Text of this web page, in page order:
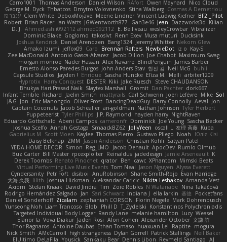
Carro1001
Thomas Anderson Daniel Wilson RAfort Owen Maynard
Nico Cloud
George M. Dyck Thbatcos Dmytro Volovnenko Stina Walberg Cosmas A Demetriou
ענבר פז Clem White DeboxMojave Meene Lindner Vincent Ludwig Kiefner BF2 _Pilot
Robert Brian Racer Ian Watts JGWentworth877 Gan3e46 Jean Dazzworks3d Kilian
D. J. Ahmed.ashii092112 ahmed092112 E. Belliveau wesleyCrowbar Vibralizer
Dominic Blake Goglomo takoslvt Renn Exev Musa muturi Ducksink
Joshua Kendrick Daniel Arendzen Bang1324 Jeremy Whitter Nekom Glew
Amako Izumi jeffox09 Caro Brennan Rafters NewbieDot iz o Kay-S
Zee MacDonald Antonio Gasca-Alvarez Jacob Dillon Joe Chabot Maximum Swag
morgan monroe Nader Hassan Alex Navarre BlindPenguin James Barber
Ernesto Alonso Paredes Burgos John Anders Stav 현진 김 Neil McG buhii
Capsule Studios Jayden ! Enrique Sascha Huncke Elīza M. Melli arbiter1209
Hyprotix Harry Conquest DESTER Kiki Jake Ruesch
Steve CHAUDANSON
Bhukya Hari Prasad Naik Slaytex Marshall Gromit Dan Pachter dork667
Infant Terrible Richard Jaelin Smith mattyrails Carl Schwerin Joeri Lefévre Mike Sol
J&G Jon Eric Manongdo Oliver Frost DancingDeadGuy Barry Connolly Aeval Jon
Captain Coconuts Jacob Schealler ari-goldman Nathan Johnson Tyler Herbert
Puppeteerist Tyler Phillips J.P. Raymond hayden harry NightRaven
Eduardo Gottschald Abeni Campos cameronfr Dominick Joe Young Sascha Becker
Joshua Scelfo Annah Gestaga SmaackBZ62 JollyYeen oscall L 友理 斉藤 Kuba
Gabrielius M
Scott Moen Kaylee Thomas Pierro Gustavo Pliego Noah
Юлія Кізі
Daisy Belknap ZMM Jason Anderson Christian Kohli Satyan Patel
YEDA HOME DECOR Simon Reg_LMO Jacob Denault ApocDev Rumlo Olmub
Buz Carter Bill Master rpcexploiter Reinaldus jadedesign Jamie Arseneault K
Derek Toombs Renato Pinochet qrator Ben cawc XPhantom Mimski Beats
Virtual Performing Live Music Events Tom Neal Jason Nguyen Alyssa Everett
Cyndersanity Petr Fořt disiboi AnuRobinson Shane Smith-Rojo Evan Harridge
大海 久我 lilith Joshua Hickman Aleksandar Caricic Nikita Leshakov Amanda Vest
Axiom
Stefan Knaak David Jindra Tim Zoie Robles N Watanabe Nina Takáčová
Rodrigo Hernández Salgado
Jan Sari Schwarz Indiana J ella larkin 基德 Pocketfans
Daniel Sonderhoff Zicalam zephaniah CORSON Florin Negele Mark Dohrenbusch
Yunseong Noh Liam Trancoso Blob Phill D T_Zydelski Konstantinos Polychroniadis
Targeted Individual Body Logger Randy Lane melanie hamilton Lucy Weasel
Elanor la Vova Diakur Jaden Rosi Alon Cohen Alexander October 文謙 許
Thor Ragnaros Antoine Daubas Ethan Tomaso huaxuan Lei Raptite mogura
Nick Smith AMcCarroll high strangeness Dylan Gorrell Patrick Stallings Neil Baker
ElUltimo DeLaFila Yousick Sankaku Bear Dennis Libon Reymeld Santiago AJ